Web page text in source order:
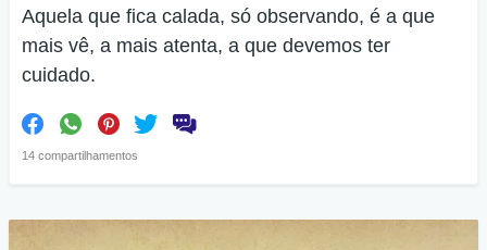
Aquela que fica calada, só observando, é a que
mais vê, a mais atenta, a que devemos ter
cuidado.
14 compartilhamentos